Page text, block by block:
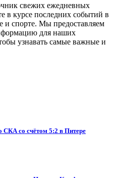
свежих ежедневных
в курсе последних событий в
и спорте. Мы предоставляем
для наших
узнавать самые важные и
СКА со счётом 5:2 в Питере